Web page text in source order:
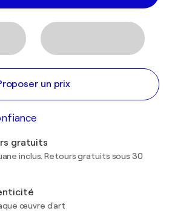
un prix
gratuits
inclus. Retours gratuits sous 30
œuvre d'art